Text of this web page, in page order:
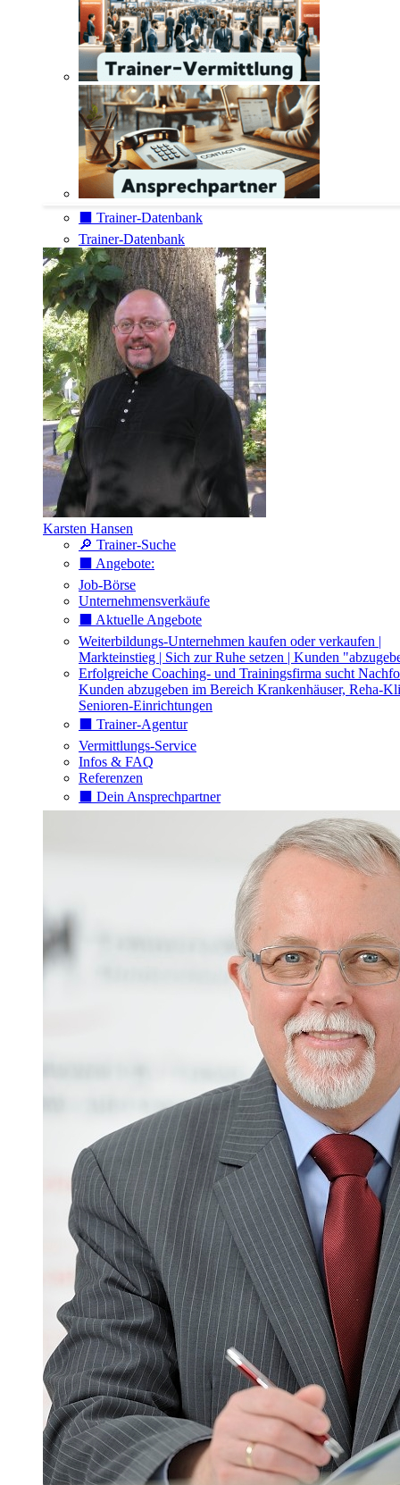
⬛️ Trainer-Datenbank
Trainer-Datenbank
Karsten Hansen
🔎 Trainer-Suche
⬛️ Angebote:
Job-Börse
Unternehmensverkäufe
⬛️ Aktuelle Angebote
Weiterbildungs-Unternehmen kaufen oder verkaufen |
Markteinstieg | Sich zur Ruhe setzen | Kunden
Erfolgreiche Coaching- und Trainingsfirma sucht
Kunden abzugeben im Bereich Krankenhäuser, Reha-
Senioren-Einrichtungen
⬛️ Trainer-Agentur
Vermittlungs-Service
Infos & FAQ
Referenzen
⬛️ Dein Ansprechpartner